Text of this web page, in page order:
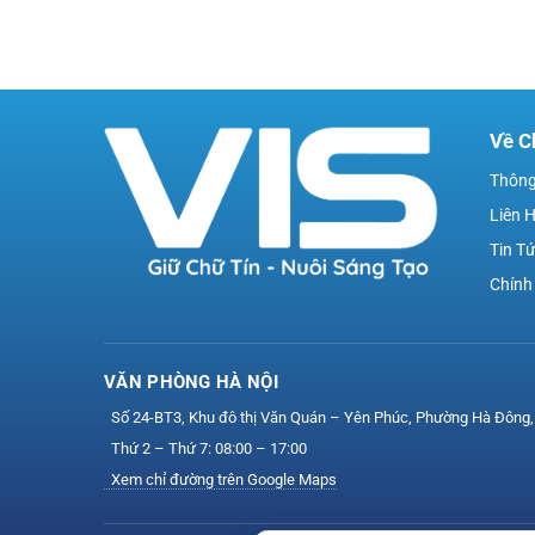
Về
Liên
Tin
VĂN PHÒNG HÀ NỘI
Số 24-BT3, Khu đô thị Văn Quán – Yên Phúc, Phường Hà
Thứ 2 – Thứ 7: 08:00 – 17:00
Xem chỉ đường trên Google Maps